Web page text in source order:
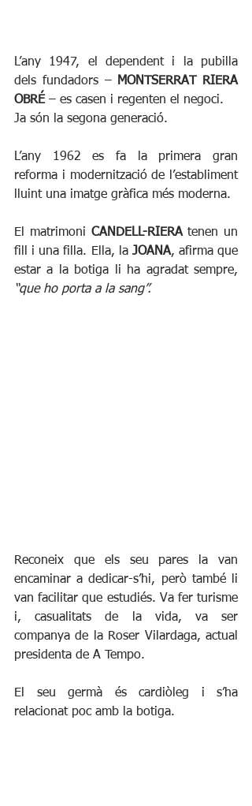
L’any 1947, el dependent i la pubilla
dels fundadors –
MONTSERRAT RIERA
OBRÉ – es casen i regenten el negoci.
Ja són la segona generació.
L’any 1962 es fa la primera gran
reforma i modernització de l’establiment
lluint una imatge gràfica més moderna.
El matrimoni CANDELL-RIERA tenen un
fill i una filla. Ella, la JOANA, afirma que
“que ho porta a la sang”.
Reconeix que els seu pares la van
encaminar a dedicar-s’hi, però també li
van facilitar que estudiés. Va fer turisme
i, casualitats de la vida, va ser
companya de la Roser Vilardaga, actual
presidenta de A Tempo.
El seu germà és cardiòleg i s’ha
relacionat poc amb la botiga.